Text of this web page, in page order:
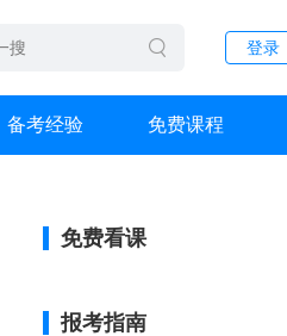
登录
备考经验 免费课程
免费看课
报考指南